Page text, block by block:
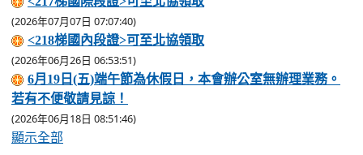
(2026年07月07日 07:07:40)
<218梯國內段證>可至北協領取
(2026年06月26日 06:53:51)
6月19日(五)端午節為休假日，本會辦公室無辦理業務。
若有不便敬請見諒！
(2026年06月18日 08:51:46)
顯示全部